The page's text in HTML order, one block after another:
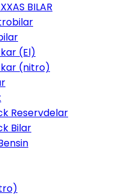
BILAR
(El)
(nitro)
Reservdelar
Bilar